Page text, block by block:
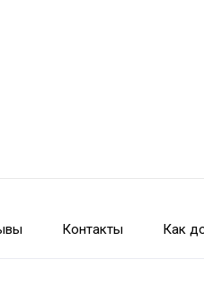
Контакты Как